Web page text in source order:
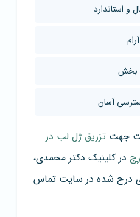
و استاندارد
بخش
آسان
جهت تزریق ژل لب در
در کلینیک دکتر محمدی،
درج شده در سایت تماس